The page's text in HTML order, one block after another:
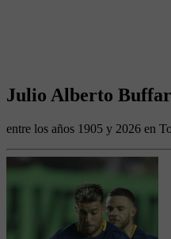
Julio Alberto
entre los años 1905 y 2026 en